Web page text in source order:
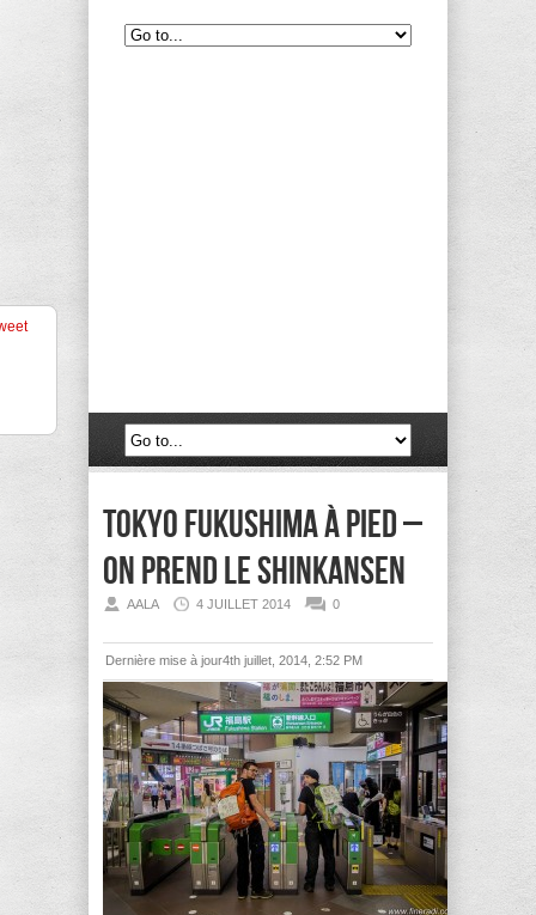
tokyo fukushima à pied –
on prend le shinkansen
AALA 4 JUILLET 2014 0
Dernière mise à jour4th juillet, 2014, 2:52 PM